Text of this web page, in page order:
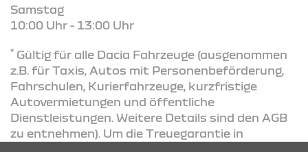
Samstag
10:00 Uhr - 13:00 Uhr
* Gültig für alle Dacia Fahrzeuge (ausgenommen
z.B. für Taxis, Autos mit Personenbeförderung,
Fahrschulen, Kurierfahrzeuge, kurzfristige
Autovermietungen und öffentliche
Dienstleistungen. Weitere Details sind den AGB
zu entnehmen). Um die Treuegarantie in